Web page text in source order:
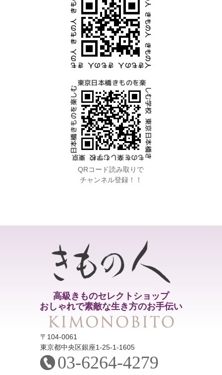
QRコード読み取りで
チャンネル登録！！
高級きものセレクトショップ
おしゃれで素敵な生き方のお手伝い
〒104-0061
東京都中央区銀座1-25-1-1605
03-6264-4279